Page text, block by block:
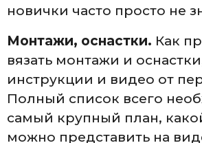
новички часто просто не
Монтажи, оснастки. Как
вязать монтажи и
инструкции и видео от
Полный список всего
самый крупный план,
можно представить на